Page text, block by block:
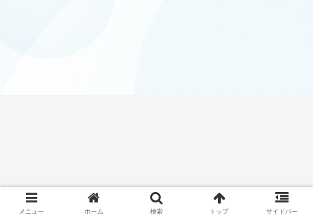
メニュー ホーム 検索 トップ サイドバー